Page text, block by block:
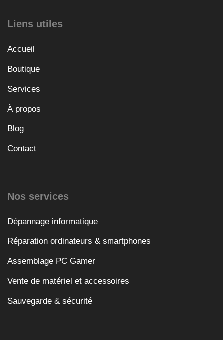
Liens utiles
Accueil
Boutique
Services
À propos
Blog
Contact
Nos services
Dépannage informatique
Réparation ordinateurs & smartphones
Assemblage PC Gamer
Vente de matériel et accessoires
Sauvegarde & sécurité